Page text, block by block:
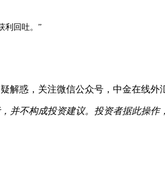
利回吐。”
惑，关注微信公众号，中金在线外汇
并不构成投资建议。投资者据此操作